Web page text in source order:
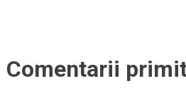
Comentarii